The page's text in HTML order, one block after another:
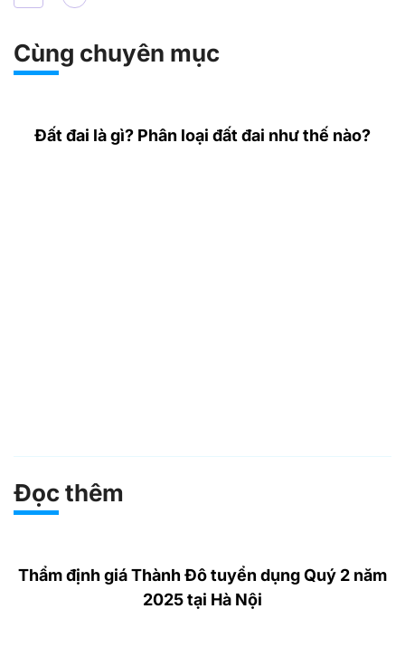
Cùng chuyên mục
Đất đai là gì? Phân loại đất đai như thế nào?
Đọc thêm
Thẩm định giá Thành Đô tuyển dụng Quý 2 năm
2025 tại Hà Nội